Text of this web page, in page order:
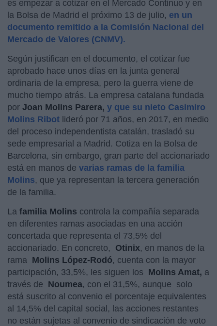
es empezar a cotizar en el Mercado Continuo y en
la Bolsa de Madrid el próximo 13 de julio, en un
documento remitido a la Comisión Nacional del
Mercado de Valores (CNMV).
Según justifican en el documento, el cotizar fue
aprobado hace unos días en la junta general
ordinaria de la empresa, pero la guerra viene de
mucho tiempo atrás. La empresa catalana fundada
por Joan Molins Parera, y que su nieto Casimiro
Molins Ribot lideró por 71 años, en 2017, en medio
del proceso independentista catalán, trasladó su
sede empresarial a Madrid. Cotiza en la Bolsa de
Barcelona, sin embargo, gran parte del accionariado
está en manos de varias ramas de la familia
Molins, que ya representan la tercera generación
de la familia.
La familia Molins controla la compañía separada
en diferentes ramas asociadas en una acción
concertada que representa el 73,5% del
accionariado. En concreto,
Otinix, en manos de la
rama Molins López-Rodó, cuenta con la mayor
participación, 33,5%, les siguen los Molins Amat, a
través de Noumea, con el 31,5%, aunque solo
está suscrito al convenio el porcentaje equivalentes
al 14,5% del capital social, las acciones restantes
no están sujetas al convenio de sindicación de voto